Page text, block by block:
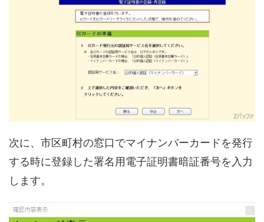
次に、市区町村の窓口でマイナンバーカードを発行
する時に登録した署名用電子証明書暗証番号を入力
します。